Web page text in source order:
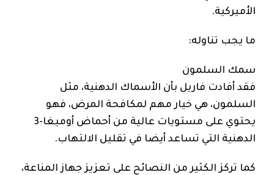
الأميركية.
ما يجب تناوله:
سمك السلمون
فقد أفادت فاريل بأن الأسماك الدهنية، مثل
السلمون، هي خيار مهم لمكافحة المرض، فهو
يحتوي على مستويات عالية من أحماض أوميغا-3
الدهنية التي تساعد أيضا في تقليل الالتهاب.
كما تركز الكثير من النصائح على تعزيز جهاز المناعة،